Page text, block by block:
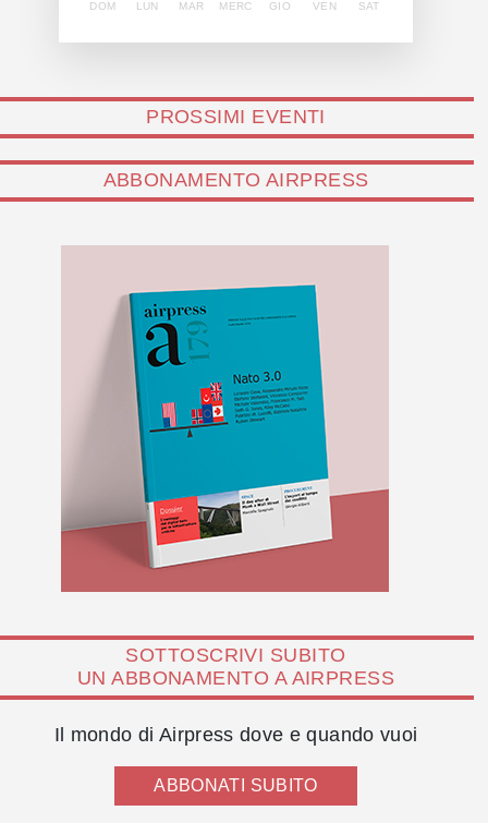
DOM LUN MAR MERC GIO VEN SAT
PROSSIMI EVENTI
ABBONAMENTO AIRPRESS
SOTTOSCRIVI SUBITO
UN ABBONAMENTO A AIRPRESS
Il mondo di Airpress dove e quando vuoi
ABBONATI SUBITO